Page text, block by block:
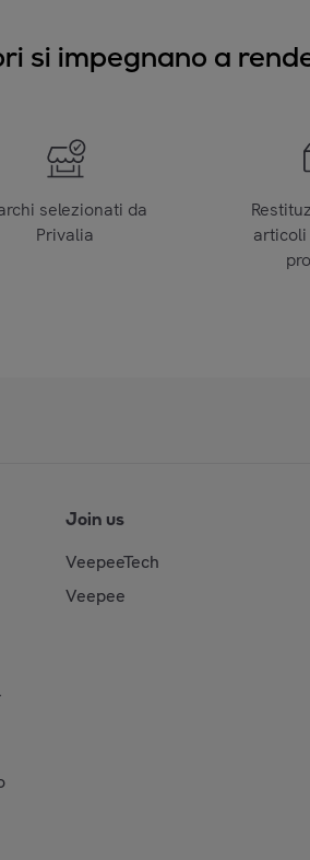
si impegnano a
selezionati da
Privalia
articoli
Join us
VeepeeTech
Veepee